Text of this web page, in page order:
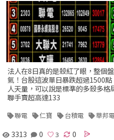
法人在8日真的是殺紅了眼，整個
氣！台股這波單日暴跌超過1500
人天量，可以說是標準的多殺多
聯手賣超高達133
聯電 仁寶 台積電 華邦
3313 0 0